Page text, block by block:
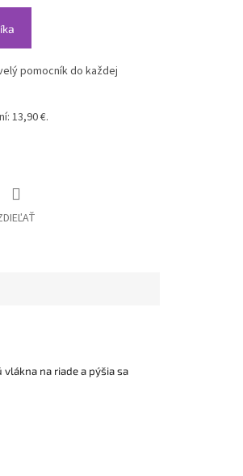
pomocník do každej
13,90 €.
na riade a pýšia sa